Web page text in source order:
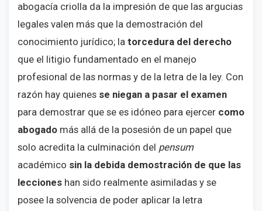
abogacía criolla da la impresión de que las argucias
legales valen más que la demostración del
conocimiento jurídico; la torcedura del derecho
que el litigio fundamentado en el manejo
profesional de las normas y de la letra de la ley. Con
razón hay quienes se niegan a pasar el examen
para demostrar que se es idóneo para ejercer como
abogado más allá de la posesión de un papel que
solo acredita la culminación del pensum
académico sin la debida demostración de que las
lecciones han sido realmente asimiladas y se
posee la solvencia de poder aplicar la letra